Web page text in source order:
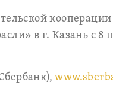
кооперации
в г. Казань с 8